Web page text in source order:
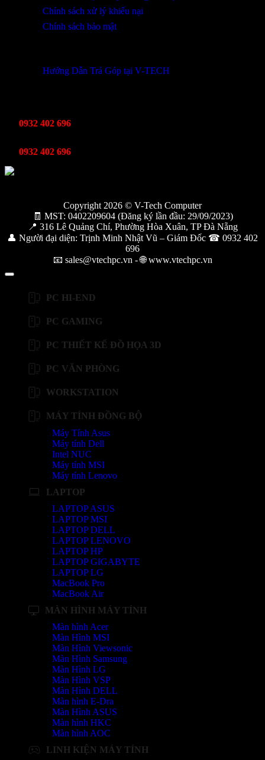
Chính sách xử lý khiếu nại
Chính sách bảo mật
Hướng Dẫn Trả Góp tại V-TECH
0932 402 696
0932 402 696
Copyright 2026 © V-Tech Computer
🧾 MST: 0402209604 (Đăng ký lần đầu: 29/09/2023)
📍 316 Lê Quảng Chí, Phường Hòa Xuân, TP Đà Nẵng
👤 Người đại diện: Trịnh Minh Nhật Vũ – Giám Đốc ☎ 0932 402
696
📧 sales@vtechpc.vn - 🌐 www.vtechpc.vn
PC HI-END
PC GAMING
PC THIẾT KẾ ĐỒ HỌA 3D
PC VĂN PHÒNG
WORKSTATION
MÁY TÍNH ĐỒNG BỘ
Máy Tính Asus
Máy tính Dell
Intel NUC
Máy tính MSI
Máy tính Lenovo
LAPTOP
LAPTOP ASUS
LAPTOP MSI
LAPTOP DELL
LAPTOP LENOVO
LAPTOP HP
LAPTOP GIGABYTE
LAPTOP LG
MacBook Pro
MacBook Air
MÀN HÌNH MÁY TÍNH
Màn hình Acer
Màn Hình MSI
Màn Hình Viewsonic
Màn Hình Samsung
Màn Hình LG
Màn Hình VSP
Màn Hình DELL
Màn hình E-Dra
Màn Hình ASUS
Màn hình HKC
Màn hình AOC
LINH KIỆN MÁY TÍNH